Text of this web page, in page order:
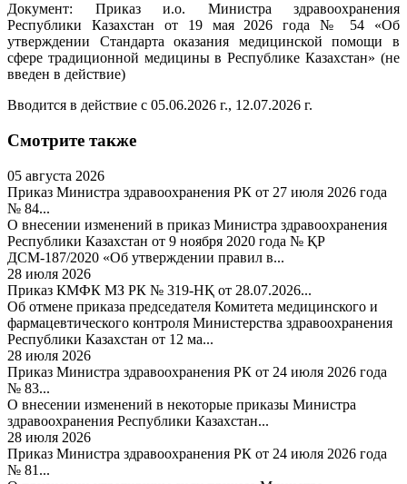
Документ: Приказ и.о. Министра здравоохранения
Республики Казахстан от 19 мая 2026 года № 54 «Об
утверждении Стандарта оказания медицинской помощи в
сфере традиционной медицины в Республике Казахстан» (не
введен в действие)
Вводится в действие c 05.06.2026 г., 12.07.2026 г.
Смотрите также
05 августа 2026
Приказ Министра здравоохранения РК от 27 июля 2026 года
№ 84...
О внесении изменений в приказ Министра здравоохранения
Республики Казахстан от 9 ноября 2020 года № ҚР
ДСМ-187/2020 «Об утверждении правил в...
28 июля 2026
Приказ КМФК МЗ РК № 319-НҚ от 28.07.2026...
Об отмене приказа председателя Комитета медицинского и
фармацевтического контроля Министерства здравоохранения
Республики Казахстан от 12 ма...
28 июля 2026
Приказ Министра здравоохранения РК от 24 июля 2026 года
№ 83...
О внесении изменений в некоторые приказы Министра
здравоохранения Республики Казахстан...
28 июля 2026
Приказ Министра здравоохранения РК от 24 июля 2026 года
№ 81...